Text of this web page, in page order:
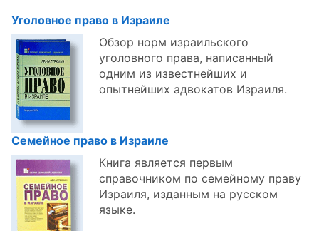
Уголовное право в Израиле
Обзор норм израильского
уголовного права, написанный
одним из известнейших и
опытнейших адвокатов Израиля.
Семейное право в Израиле
Книга является первым
справочником по семейному праву
Израиля, изданным на русском
языке.